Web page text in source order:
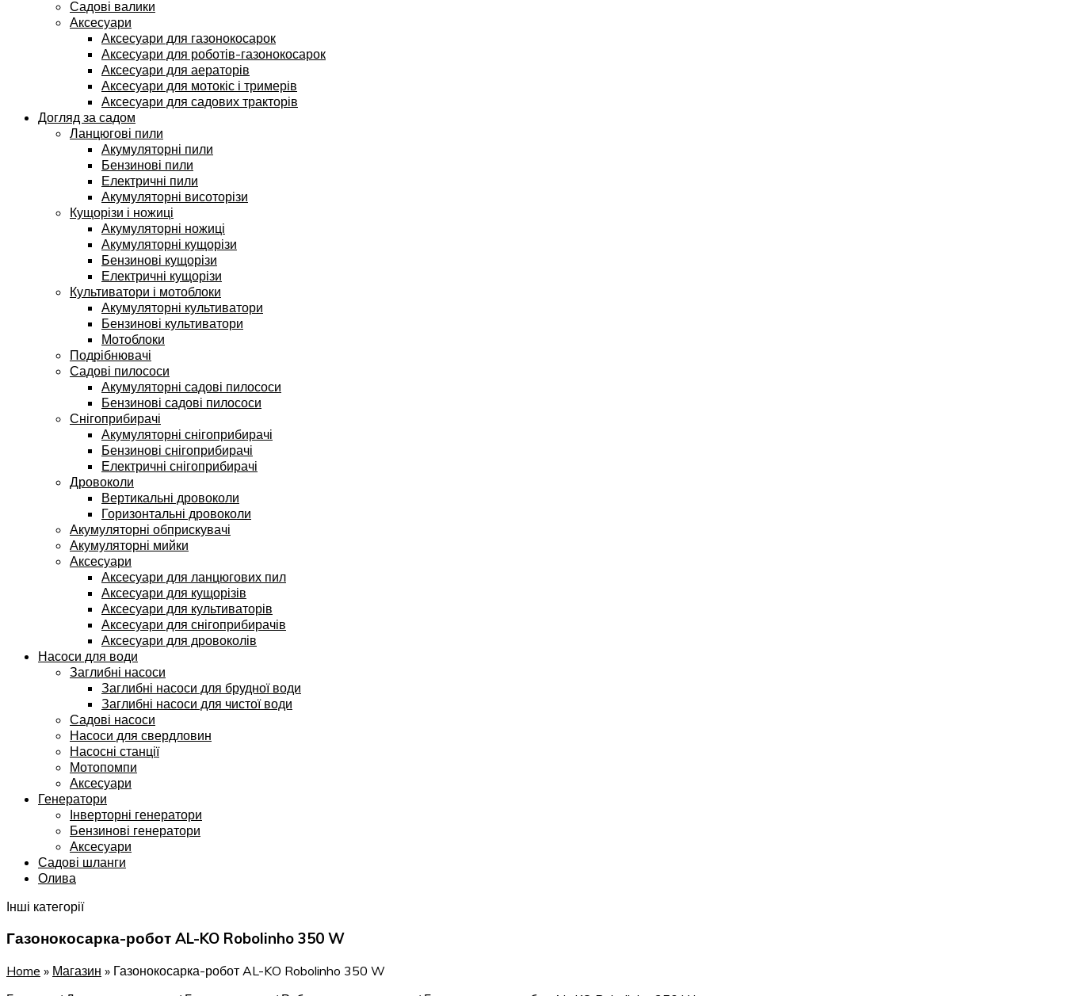
Садові валики
Аксесуари
Аксесуари для газонокосарок
Аксесуари для роботів-газонокосарок
Аксесуари для аераторів
Аксесуари для мотокіс і тримерів
Аксесуари для садових тракторів
Догляд за садом
Ланцюгові пили
Акумуляторні пили
Бензинові пили
Електричні пили
Акумуляторні висоторізи
Кущорізи і ножиці
Акумуляторні ножиці
Акумуляторні кущорізи
Бензинові кущорізи
Електричні кущорізи
Культиватори і мотоблоки
Акумуляторні культиватори
Бензинові культиватори
Мотоблоки
Подрібнювачі
Садові пилососи
Акумуляторні садові пилососи
Бензинові садові пилососи
Снігоприбирачі
Акумуляторні снігоприбирачі
Бензинові снігоприбирачі
Електричні снігоприбирачі
Дровоколи
Вертикальні дровоколи
Горизонтальні дровоколи
Акумуляторні обприскувачі
Акумуляторні мийки
Аксесуари
Аксесуари для ланцюгових пил
Аксесуари для кущорізів
Аксесуари для культиваторів
Аксесуари для снігоприбирачів
Аксесуари для дровоколів
Насоси для води
Заглибні насоси
Заглибні насоси для брудної води
Заглибні насоси для чистої води
Садові насоси
Насоси для свердловин
Насосні станції
Мотопомпи
Аксесуари
Генератори
Інверторні генератори
Бензинові генератори
Аксесуари
Садові шланги
Олива
Інші категорії
Газонокосарка-робот AL-KO Robolinho 350 W
Home » Магазин » Газонокосарка-робот AL-KO Robolinho 350 W